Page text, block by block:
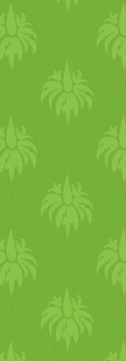
e, hogy